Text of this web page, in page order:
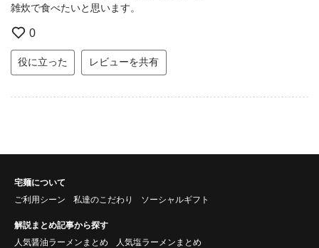
雑炊で食べたいと思います。
0
役に立った レビューを共有
宅麺について
ご利用シーン
私達のこだわり ソーシャルギフト
解説まとめ記事から探す
人気醤油ラーメンまとめ
人気塩ラーメンまとめ